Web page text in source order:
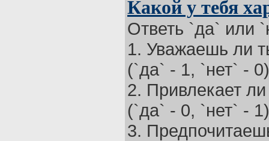
Какой у тебя
Ответь `да` или
1. Уважаешь ли
(`да` - 1, `нет` - 0)
2. Привлекает
(`да` - 0, `нет` - 1)
3.